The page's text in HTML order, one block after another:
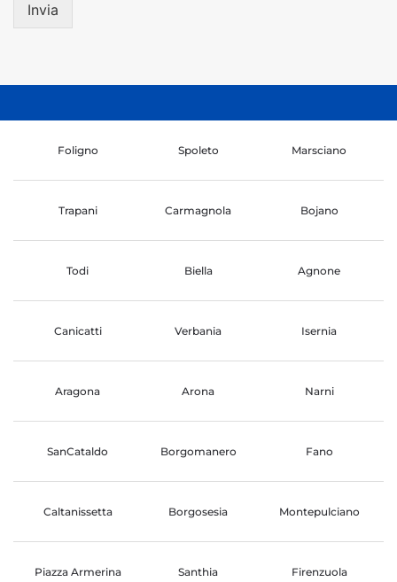
Invia
Foligno Spoleto Marsciano
Trapani Carmagnola Bojano
Todi Biella Agnone
Canicatti Verbania Isernia
Aragona Arona Narni
SanCataldo Borgomanero Fano
Caltanissetta Borgosesia Montepulciano
Piazza Armerina Santhia Firenzuola